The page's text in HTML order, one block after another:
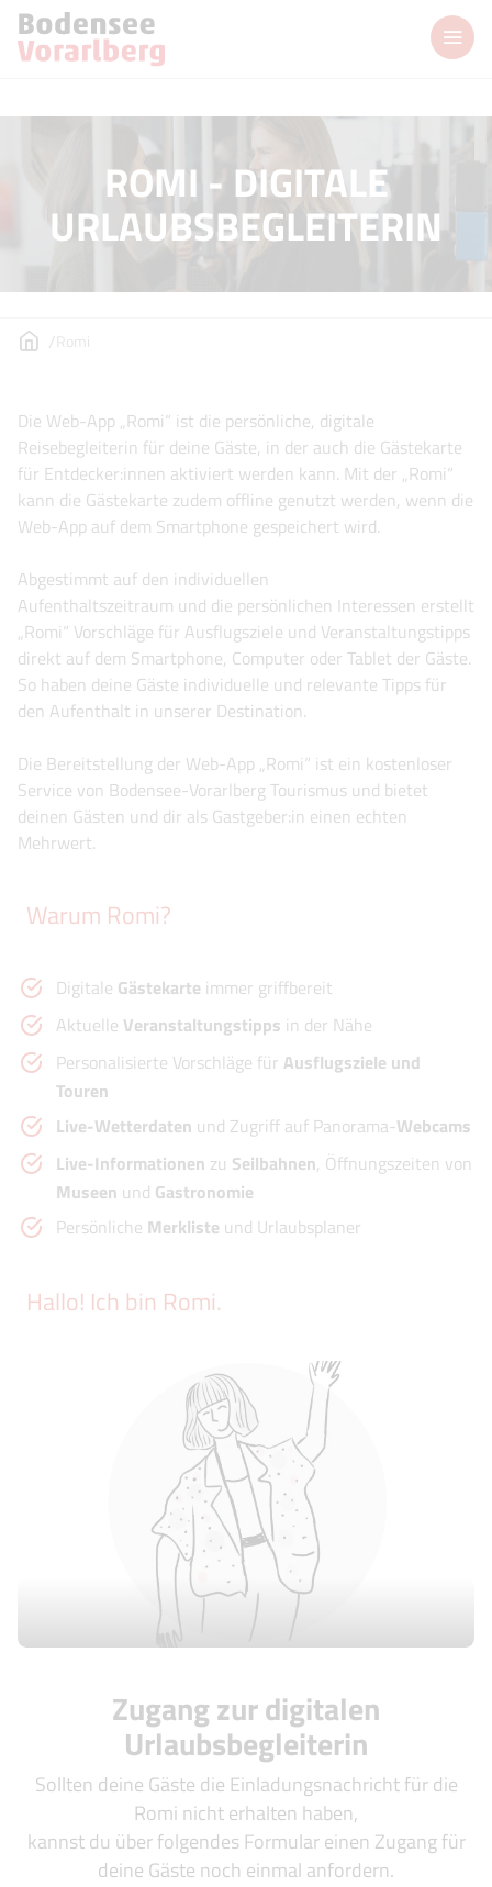
ROMI - DIGITALE
URLAUBSBEGLEITERIN
Romi
Die Web-App „Romi“ ist die persönliche, digitale
Reisebegleiterin für deine Gäste, in der auch die Gästekarte
für Entdecker:innen aktiviert werden kann. Mit der „Romi“
kann die Gästekarte zudem offline genutzt werden, wenn die
Web-App auf dem Smartphone gespeichert wird.
Abgestimmt auf den individuellen
Aufenthaltszeitraum und die persönlichen Interessen erstellt
„Romi“ Vorschläge für Ausflugsziele und Veranstaltungstipps
direkt auf dem Smartphone, Computer oder Tablet der Gäste.
So haben deine Gäste individuelle und relevante Tipps für
den Aufenthalt in unserer Destination.
Die Bereitstellung der Web-App „Romi“ ist ein kostenloser
Service von Bodensee-Vorarlberg Tourismus und bietet
deinen Gästen und dir als Gastgeber:in einen echten
Mehrwert.
Warum Romi?
Digitale Gästekarte immer griffbereit
Aktuelle Veranstaltungstipps in der Nähe
Personalisierte Vorschläge für Ausflugsziele und
Touren
Live-Wetterdaten und Zugriff auf Panorama-Webcams
Live-Informationen zu Seilbahnen, Öffnungszeiten von
Museen und Gastronomie
Persönliche Merkliste und Urlaubsplaner
Hallo! Ich bin Romi.
Zugang zur digitalen
Urlaubsbegleiterin
Sollten deine Gäste die Einladungsnachricht für die
Romi nicht erhalten haben,
kannst du über folgendes Formular einen Zugang für
deine Gäste noch einmal anfordern.